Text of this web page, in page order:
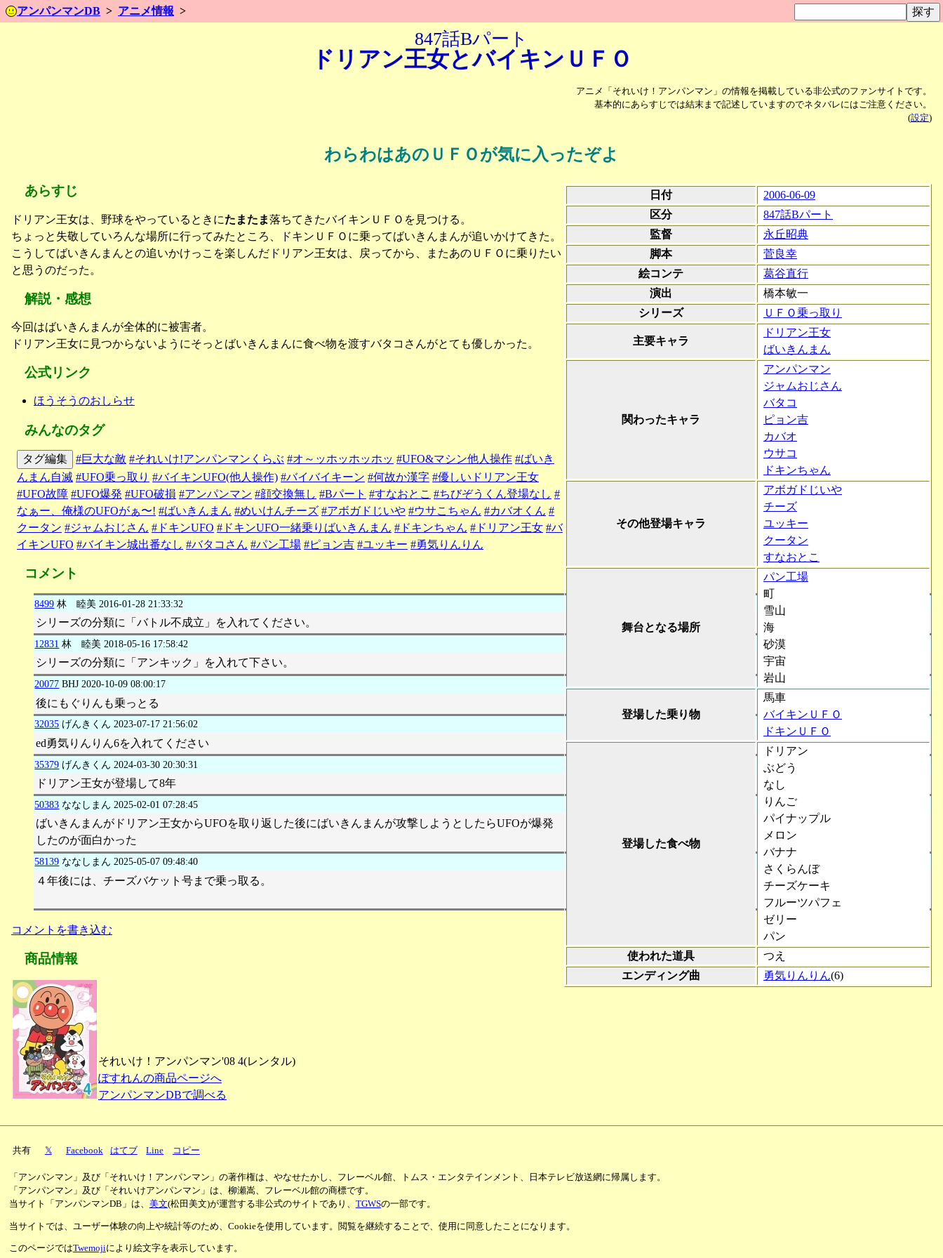
アンパンマンDB アニメ情報
847話Bパート
ドリアン王女とバイキンＵＦＯ
アニメ「それいけ！アンパンマン」の情報を掲載している非公式のファンサイトです。
基本的にあらすじでは結末まで記述していますのでネタバレにはご注意ください。
(設定)
わらわはあのＵＦＯが気に入ったぞよ
日付
2006-06-09
区分
847話Bパート
監督
永丘昭典
脚本
菅良幸
絵コンテ
葛谷直行
演出
橋本敏一
シリーズ
ＵＦＯ乗っ取り
主要キャラ
ドリアン王女
ばいきんまん
関わったキャラ
アンパンマン
ジャムおじさん
バタコ
ピョン吉
カバオ
ウサコ
ドキンちゃん
その他登場キャラ
アボガドじいや
チーズ
ユッキー
クータン
すなおとこ
舞台となる場所
パン工場
町
雪山
海
砂漠
宇宙
岩山
登場した乗り物
馬車
バイキンＵＦＯ
ドキンＵＦＯ
登場した食べ物
ドリアン
ぶどう
なし
りんご
パイナップル
メロン
バナナ
さくらんぼ
チーズケーキ
フルーツパフェ
ゼリー
パン
使われた道具
つえ
エンディング曲
勇気りんりん(6)
あらすじ
ドリアン王女は、野球をやっているときにたまたま落ちてきたバイキンＵＦＯを見つける。
ちょっと失敬していろんな場所に行ってみたところ、ドキンＵＦＯに乗ってばいきんまんが追いかけてきた。
こうしてばいきんまんとの追いかけっこを楽しんだドリアン王女は、戻ってから、またあのＵＦＯに乗りたい
と思うのだった。
解説・感想
今回はばいきんまんが全体的に被害者。
ドリアン王女に見つからないようにそっとばいきんまんに食べ物を渡すバタコさんがとても優しかった。
公式リンク
ほうそうのおしらせ
みんなのタグ
タグ編集 #巨大な敵 #それいけ!アンパンマンくらぶ #オ～ッホッホッホッ #UFO&マシン他人操作 #ばいき
んまん自滅 #UFO乗っ取り #バイキンUFO(他人操作) #バイバイキーン #何故か漢字 #優しいドリアン王女
#UFO故障 #UFO爆発 #UFO破損 #アンパンマン #顔交換無し #Bパート #すなおとこ #ちびぞうくん登場なし #
なぁー、俺様のUFOがぁ〜! #ばいきんまん #めいけんチーズ #アボガドじいや #ウサこちゃん #カバオくん #
クータン #ジャムおじさん #ドキンUFO #ドキンUFO一緒乗りばいきんまん #ドキンちゃん #ドリアン王女 #バ
イキンUFO #バイキン城出番なし #バタコさん #パン工場 #ピョン吉 #ユッキー #勇気りんりん
コメント
8499 林 睦美 2016-01-28 21:33:32
シリーズの分類に「バトル不成立」を入れてください。
12831 林 睦美 2018-05-16 17:58:42
シリーズの分類に「アンキック」を入れて下さい。
20077 BHJ 2020-10-09 08:00:17
後にもぐりんも乗っとる
32035 げんきくん 2023-07-17 21:56:02
ed勇気りんりん6を入れてください
35379 げんきくん 2024-03-30 20:30:31
ドリアン王女が登場して8年
50383 ななしまん 2025-02-01 07:28:45
ばいきんまんがドリアン王女からUFOを取り返した後にばいきんまんが攻撃しようとしたらUFOが爆発
したのが面白かった
58139 ななしまん 2025-05-07 09:48:40
４年後には、チーズバケット号まで乗っ取る。
コメントを書き込む
商品情報
それいけ！アンパンマン'08 4(レンタル)
ぽすれんの商品ページへ
アンパンマンDBで調べる
共有 𝕏 Facebook はてブ Line コピー
「アンパンマン」及び「それいけ！アンパンマン」の著作権は、やなせたかし、フレーベル館、トムス・エンタテインメント、日本テレビ放送網に帰属します。
「アンパンマン」及び「それいけアンパンマン」は、柳瀬嵩、フレーベル館の商標です。
当サイト「アンパンマンDB」は、 美文(松田美文)が運営する非公式のサイトであり、 TGWSの一部です。
当サイトでは、ユーザー体験の向上や統計等のため、Cookieを使用しています。閲覧を継続することで、使用に同意したことになります。
このページではTwemojiにより絵文字を表示しています。